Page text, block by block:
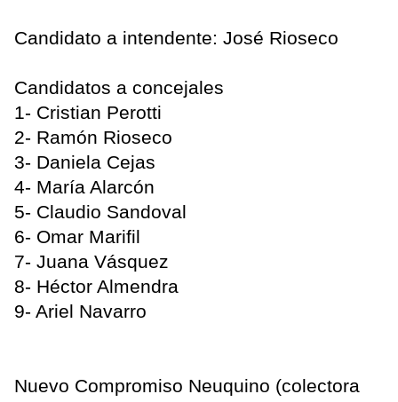
Candidato a intendente: José Rioseco
Candidatos a concejales
1- Cristian Perotti
2- Ramón Rioseco
3- Daniela Cejas
4- María Alarcón
5- Claudio Sandoval
6- Omar Marifil
7- Juana Vásquez
8- Héctor Almendra
9- Ariel Navarro
Nuevo Compromiso Neuquino (colectora